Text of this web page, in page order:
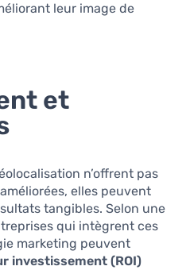
leur image de
et
n’offrent pas
elles peuvent
tangibles. Selon une
qui intègrent ces
marketing peuvent
investissement (ROI)